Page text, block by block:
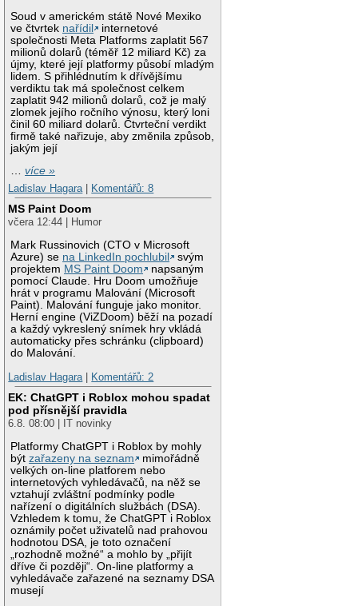
Soud v americkém státě Nové Mexiko
ve čtvrtek nařídil
internetové
společnosti Meta Platforms zaplatit 567
milionů dolarů (téměř 12 miliard Kč) za
újmy, které její platformy působí mladým
lidem. S přihlédnutím k dřívějšímu
verdiktu tak má společnost celkem
zaplatit 942 milionů dolarů, což je malý
zlomek jejího ročního výnosu, který loni
činil 60 miliard dolarů. Čtvrteční verdikt
firmě také nařizuje, aby změnila způsob,
jakým její
…více »
Ladislav Hagara
Komentářů: 8
MS Paint Doom
včera 12:44 | Humor
Mark Russinovich (CTO v Microsoft
Azure) se na LinkedIn pochlubil
svým
projektem MS Paint Doom
napsaným
pomocí Claude. Hru Doom umožňuje
hrát v programu Malování (Microsoft
Paint). Malování funguje jako monitor.
Herní engine (ViZDoom) běží na pozadí
a každý vykreslený snímek hry vkládá
automaticky přes schránku (clipboard)
do Malování.
Ladislav Hagara
Komentářů: 2
EK: ChatGPT i Roblox mohou spadat
pod přísnější pravidla
6.8. 08:00 | IT novinky
Platformy ChatGPT i Roblox by mohly
býtzařazeny na seznam
mimořádně
velkých on-line platforem nebo
internetových vyhledávačů, na něž se
vztahují zvláštní podmínky podle
nařízení o digitálních službách (DSA).
Vzhledem k tomu, že ChatGPT i Roblox
oznámily počet uživatelů nad prahovou
hodnotou DSA, je toto označení
„rozhodně možné“ a mohlo by „přijít
dříve či později“. On-line platformy a
vyhledávače zařazené na seznamy DSA
musejí